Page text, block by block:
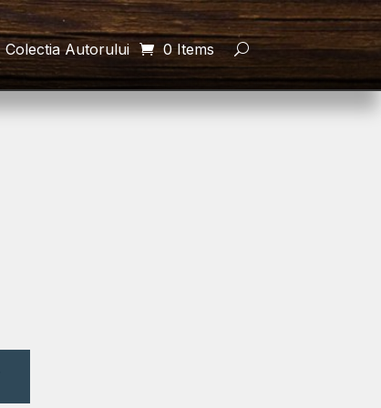
Colectia Autorului 0 Items